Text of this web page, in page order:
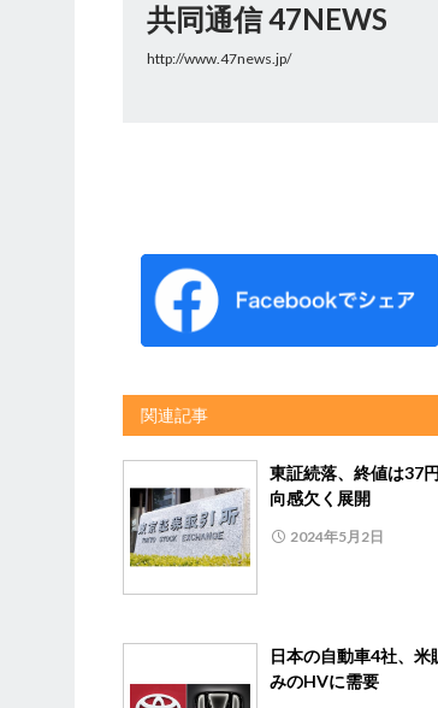
共同通信 47NEWS
http://www.47news.jp/
関連記事
東証続落、終値は37
向感欠く展開
2024年5月2日
日本の自動車4社、米
みのHVに需要